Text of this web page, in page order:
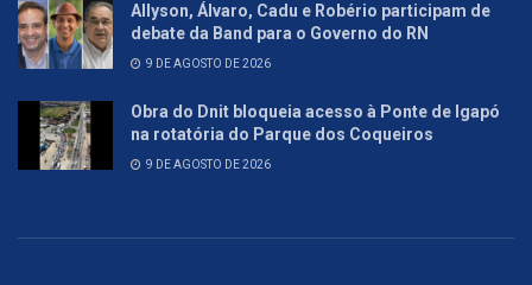
Allyson, Álvaro, Cadu e Robério participam de
debate da Band para o Governo do RN
9 DE AGOSTO DE 2026
Obra do Dnit bloqueia acesso à Ponte de Igapó
na rotatória do Parque dos Coqueiros
9 DE AGOSTO DE 2026